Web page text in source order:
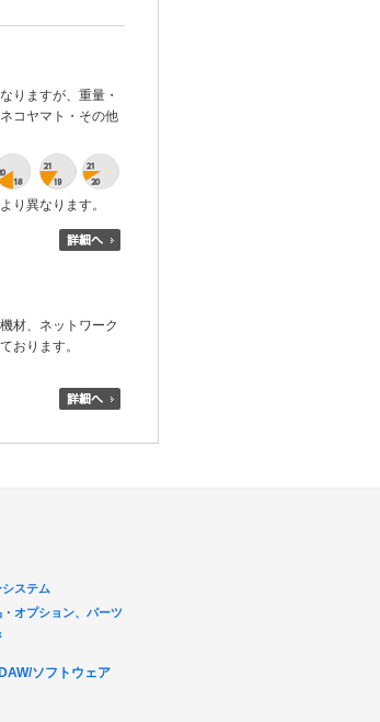
りますが、重量・
コヤマト・その他
り異なります。
材、ネットワーク
おります。
ステム
オプション、パーツ
ソフトウェア